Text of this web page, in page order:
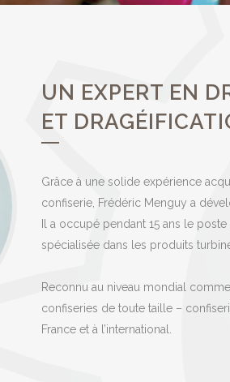
UN EXPERT EN
ET
Grâce à une solide expérience
confiserie, Frédéric Menguy a
Il a occupé pendant 15 ans le
spécialisée dans les produits
Reconnu au niveau mondial
confiseries de toute taille –
France et à l’international.